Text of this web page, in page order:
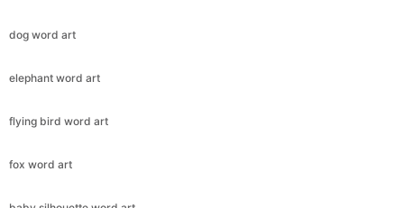
dog word art
elephant word art
flying bird word art
fox word art